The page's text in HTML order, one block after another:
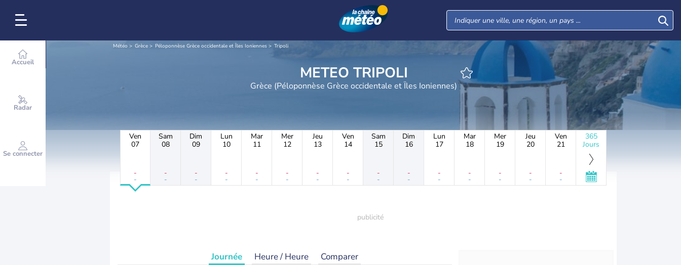
Accueil
Radar
Se connecter
Météo Grèce Péloponnèse Grèce occidentale et Îles Ioniennes Tripoli
METEO TRIPOLI
Grèce (Péloponnèse Grèce occidentale et Îles Ioniennes)
Ven
07
-
-
Sam
08
-
-
Dim
09
-
-
Lun
10
-
-
Mar
11
-
-
Mer
12
-
-
Jeu
13
-
-
Ven
14
-
-
Sam
15
-
-
Dim
16
-
-
Lun
17
-
-
Mar
18
-
-
Mer
19
-
-
Jeu
20
-
-
Ven
21
-
-
365
Jours
Journée Heure / Heure Comparer